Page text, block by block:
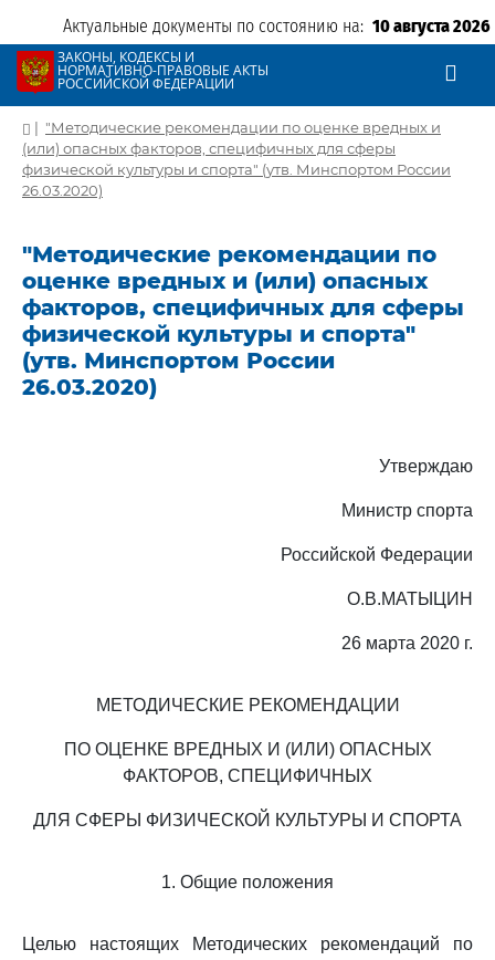
Актуальные документы по состоянию на: 10 августа 2026
ЗАКОНЫ, КОДЕКСЫ И
НОРМАТИВНО-ПРАВОВЫЕ АКТЫ
РОССИЙСКОЙ ФЕДЕРАЦИИ
| "Методические рекомендации по оценке вредных и
(или) опасных факторов, специфичных для сферы
физической культуры и спорта" (утв. Минспортом России
26.03.2020)
"Методические рекомендации по
оценке вредных и (или) опасных
факторов, специфичных для сферы
физической культуры и спорта"
(утв. Минспортом России
26.03.2020)
Утверждаю
Министр спорта
Российской Федерации
О.В.МАТЫЦИН
26 марта 2020 г.
МЕТОДИЧЕСКИЕ РЕКОМЕНДАЦИИ
ПО ОЦЕНКЕ ВРЕДНЫХ И (ИЛИ) ОПАСНЫХ
ФАКТОРОВ, СПЕЦИФИЧНЫХ
ДЛЯ СФЕРЫ ФИЗИЧЕСКОЙ КУЛЬТУРЫ И СПОРТА
1. Общие положения
Целью настоящих Методических рекомендаций по